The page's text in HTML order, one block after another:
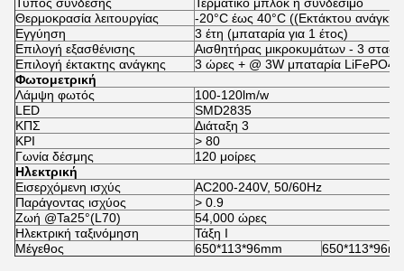
Θερμοκρασία λειτουργίας
-20°C έως 40°C ((Εκτάκτου
Εγγύηση
3 έτη (μπαταρία για 1 έτος)
Επιλογή εξασθένισης
Αισθητήρας μικροκυμάτων - 3
Επιλογή έκτακτης ανάγκης
3 ώρες + @ 3W μπαταρία LiFePO4
Φωτομετρική
Λάμψη φωτός
100-120lm/w
LED
SMD2835
ΚΠΣ
Διάταξη 3
ΚΡΙ
> 80
Γωνία δέσμης
120 μοίρες
Ηλεκτρική
Εισερχόμενη ισχύς
AC200-240V, 50/60Hz
Παράγοντας ισχύος
> 0.9
Ζωή @Ta25°(L70)
54,000 ώρες
Ηλεκτρική ταξινόμηση
Τάξη Ι
Μέγεθος
650*113*96mm